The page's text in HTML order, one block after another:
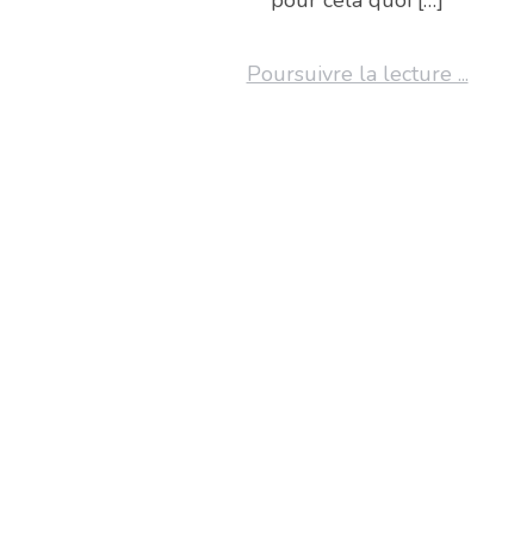
Poursuivre la lecture ...